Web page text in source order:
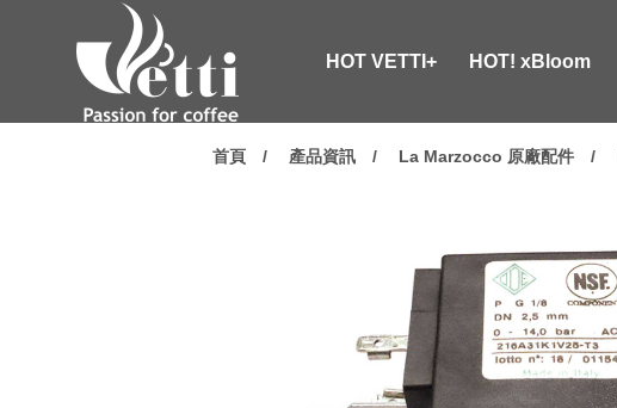
HOT VETTI+ HOT! xBloom
首頁 產品資訊 La Marzocco 原廠配件